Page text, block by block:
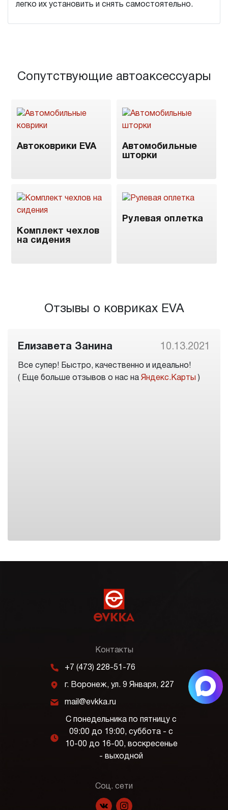
легко их установить и снять самостоятельно.
Сопутствующие автоаксессуары
Автоковрики EVA
Автомобильные
шторки
Комплект чехлов
на сидения
Рулевая оплетка
Отзывы о ковриках EVA
Елизавета Занина 10.13.2021
Все супер! Быстро, качественно и идеально!
( Еще больше отзывов о нас на Яндекс.Карты )
Контакты
m +7 (473) 228-51-76
j г. Воронеж, ул. 9 Января, 227
k mail@evkka.ru
l
С понедельника по пятницу с
09:00 до 19:00, суббота - с
10-00 до 16-00, воскресенье
- выходной
Соц. сети
f p